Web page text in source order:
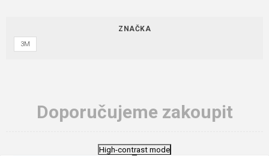
ZNAČKA
3M
Doporučujeme zakoupit
High-contrast mode